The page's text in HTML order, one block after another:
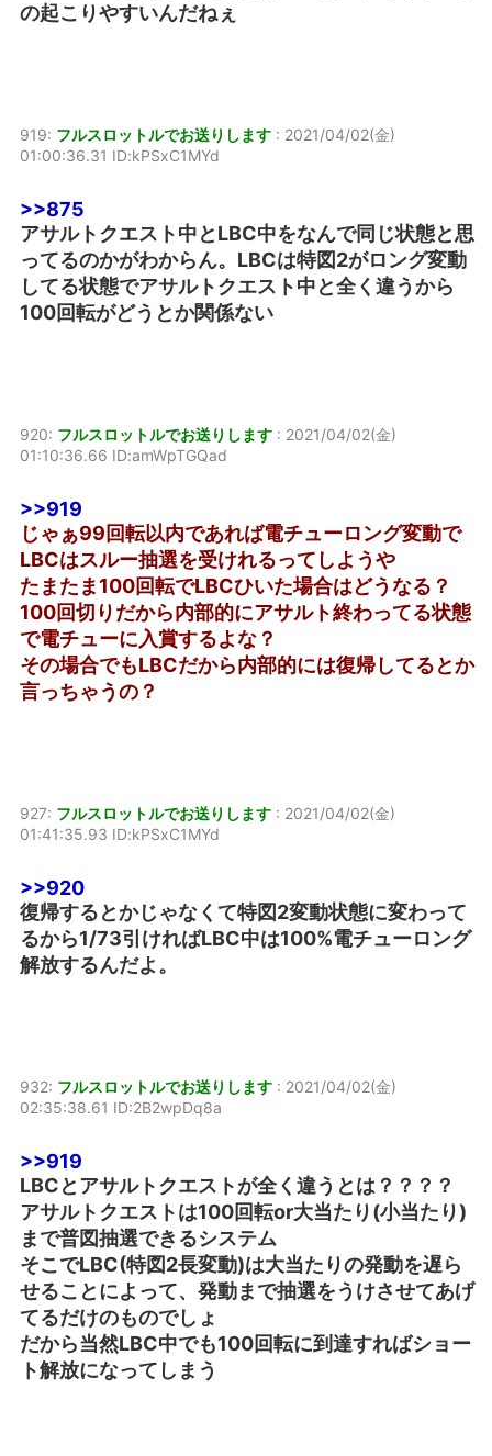
の起こりやすいんだねぇ
919: フルスロットルでお送りします : 2021/04/02(金)
01:00:36.31 ID:kPSxC1MYd
>>875
アサルトクエスト中とLBC中をなんで同じ状態と思
ってるのかがわからん。LBCは特図2がロング変動
してる状態でアサルトクエスト中と全く違うから
100回転がどうとか関係ない
920: フルスロットルでお送りします : 2021/04/02(金)
01:10:36.66 ID:amWpTGQad
>>919
じゃぁ99回転以内であれば電チューロング変動で
LBCはスルー抽選を受けれるってしようや
たまたま100回転でLBCひいた場合はどうなる？
100回切りだから内部的にアサルト終わってる状態
で電チューに入賞するよな？
その場合でもLBCだから内部的には復帰してるとか
言っちゃうの？
927: フルスロットルでお送りします : 2021/04/02(金)
01:41:35.93 ID:kPSxC1MYd
>>920
復帰するとかじゃなくて特図2変動状態に変わって
るから1/73引ければLBC中は100%電チューロング
解放するんだよ。
932: フルスロットルでお送りします : 2021/04/02(金)
02:35:38.61 ID:2B2wpDq8a
>>919
LBCとアサルトクエストが全く違うとは？？？？
アサルトクエストは100回転or大当たり(小当たり)
まで普図抽選できるシステム
そこでLBC(特図2長変動)は大当たりの発動を遅ら
せることによって、発動まで抽選をうけさせてあげ
てるだけのものでしょ
だから当然LBC中でも100回転に到達すればショー
ト解放になってしまう